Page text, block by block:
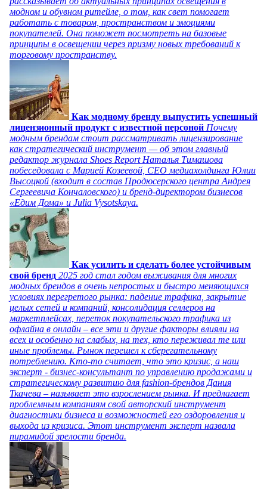
модном и обувном ритейле, о том, как свет помогает
работать с товаром, пространством и эмоциями
покупателей. Она поможет посмотреть на базовые
принципы в освещении через призму новых требований к
торговому пространству.
Как модному бренду выпустить успешный
лицензионный продукт с известной персоной Почему
модным брендам стоит рассматривать лицензирование
как стратегический инструмент — об этом главный
редактор журнала Shoes Report Наталья Тимашова
побеседовала с Марией Козеевой, СЕО медиахолдинга Юлии
Высоцкой (входит в состав Продюсерского центра Андрея
Сергеевича Кончаловского) и бренд-директором бизнесов
«Едим Дома» и Julia Vysotskaya.
Как усилить и сделать более устойчивым
свой бренд 2025 год стал годом выживания для многих
модных брендов в очень непростых и быстро меняющихся
условиях перегретого рынка: падение трафика, закрытие
целых сетей и компаний, консолидация селлеров на
маркетплейсах, переток покупательского трафика из
офлайна в онлайн – все эти и другие факторы влияли на
всех и особенно на слабых, на тех, кто переживал те или
иные проблемы. Рынок перешел к сберегательному
потреблению. Кто-то считает, что это кризис, а наш
эксперт - бизнес-консультант по управлению продажами и
стратегическому развитию для fashion-брендов Дания
Ткачева – называет это взрослением рынка. И предлагает
проблемным компаниям свой авторский инструмент
диагностики бизнеса и возможностей его оздоровления и
выхода из кризиса. Этот инструмент эксперт назвала
пирамидой зрелости бренда.